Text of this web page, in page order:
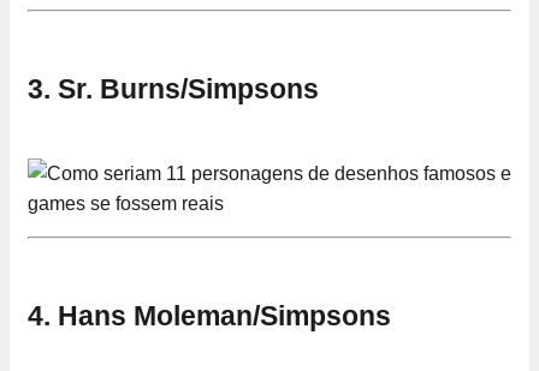
3. Sr. Burns/Simpsons
4. Hans Moleman/Simpsons